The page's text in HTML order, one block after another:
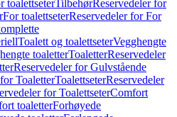
toalettseterTilbehørReservedeler for
For toalettseterReservedeler for For
Toalett og toalettseterVegghengte
toaletterToaletterReservedeler
Reservedeler for Gulvstående
ToaletterToalettseterReservedeler
for ToalettseterComfort
toaletterForhøyede